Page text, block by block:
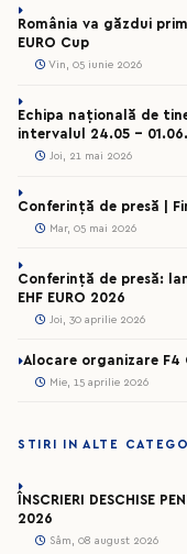
România va găzdui
EURO Cup
Vin, 05 iunie 2026
Echipa națională de
intervalul 24.05 –
Joi, 21 mai 2026
Conferință de presă |
Mar, 05 mai 2026
Conferință de presă:
EHF EURO 2026
Joi, 30 aprilie 2026
Alocare organizare F4
Mie, 15 aprilie 2026
STIRI IN ALTE
ÎNSCRIERI DESCHISE
2026
Sâm, 08 august 2026